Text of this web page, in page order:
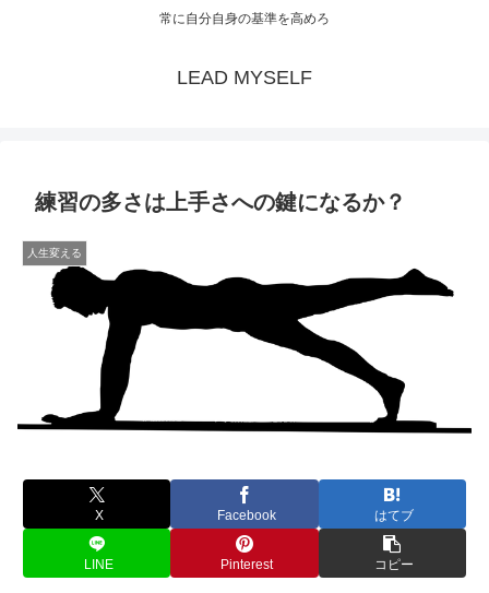
常に自分自身の基準を高めろ
LEAD MYSELF
練習の多さは上手さへの鍵になるか？
人生変える
X Facebook はてブ
LINE Pinterest コピー